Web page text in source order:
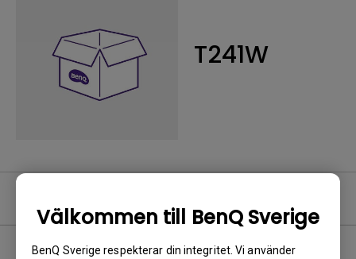
Välkommen till BenQ Sverige
BenQ Sverige respekterar din integritet. Vi använder
T241W